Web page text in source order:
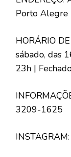
Porto Alegre
HORÁRIO
sábado, das
23h |
3209-1625